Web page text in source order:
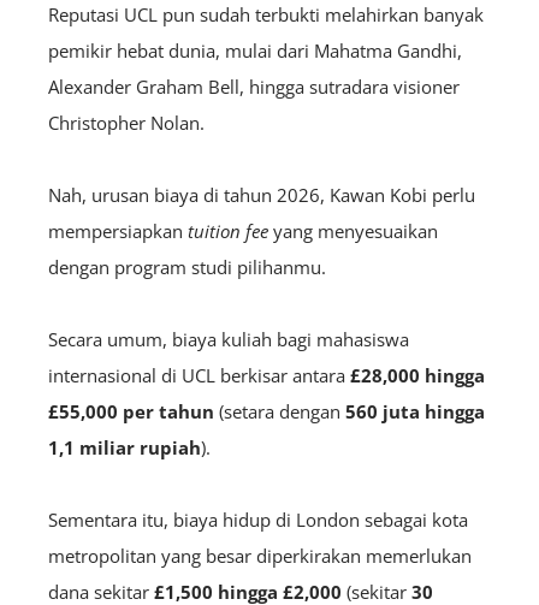
Reputasi UCL pun sudah terbukti melahirkan banyak
pemikir hebat dunia, mulai dari Mahatma Gandhi,
Alexander Graham Bell, hingga sutradara visioner
Christopher Nolan.
Nah, urusan biaya di tahun 2026, Kawan Kobi perlu
mempersiapkan tuition fee yang menyesuaikan
dengan program studi pilihanmu.
Secara umum, biaya kuliah bagi mahasiswa
internasional di UCL berkisar antara £28,000 hingga
£55,000 per tahun (setara dengan 560 juta hingga
1,1 miliar rupiah).
Sementara itu, biaya hidup di London sebagai kota
metropolitan yang besar diperkirakan memerlukan
dana sekitar £1,500 hingga £2,000 (sekitar 30